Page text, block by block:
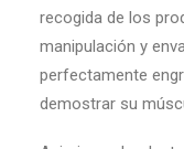
recogida de los
manipulación y
perfectamente
demostrar su